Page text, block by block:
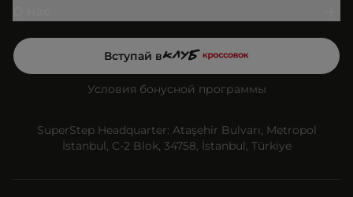
Вступай в
Условия бонусной программы
SuperStep Headquarter: Ataşehir Bulvarı, Metropol
İstanbul, C-2 Blok, 34758, İstanbul, Türkiye